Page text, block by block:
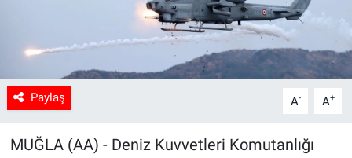
Paylaş A- A+
MUĞLA (AA) - Deniz Kuvvetleri Komutanlığı